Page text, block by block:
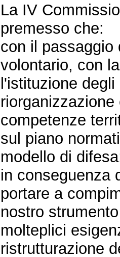
La IV
premesso che:
con il passaggio
volontario, con
l'istituzione
competenze
sul piano
modello di
in conseguenza
portare a
nostro
molteplici
ristrutturazione